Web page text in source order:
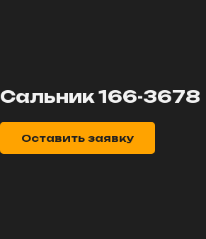
Сальник 166-3678
Оставить заявку